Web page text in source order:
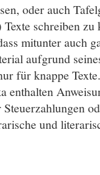
oder auch
schreiben zu
mitunter auch
aufgrund
für knappe
enthalten
und